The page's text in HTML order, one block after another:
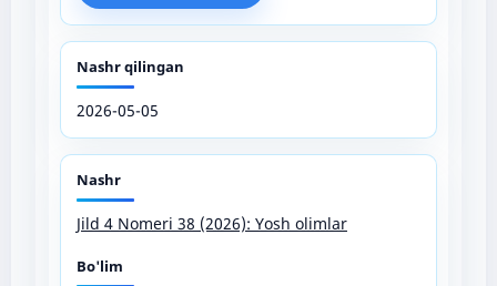
Nashr qilingan
2026-05-05
Nashr
Jild 4 Nomeri 38 (2026): Yosh olimlar
Bo'lim